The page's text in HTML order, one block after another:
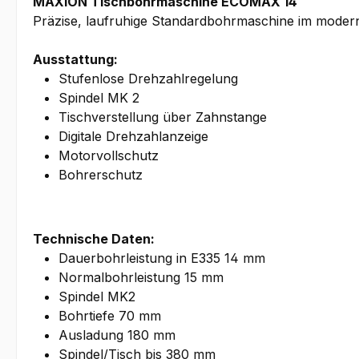
Präzise, laufruhige Standardbohrmaschine im
Ausstattung:
Stufenlose Drehzahlregelung
Spindel MK 2
Tischverstellung über Zahnstange
Digitale Drehzahlanzeige
Motorvollschutz
Bohrerschutz
Technische Daten:
Dauerbohrleistung in E335 14 mm
Normalbohrleistung 15 mm
Spindel MK2
Bohrtiefe 70 mm
Ausladung 180 mm
Spindel/Tisch bis 380 mm